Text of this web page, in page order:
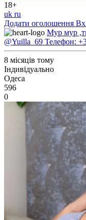
18+
uk ru
Додати оголошення
Мур мур
@Yuilla_69 Телефон:
8 місяців тому
Індивідуально
Одеса
596
0